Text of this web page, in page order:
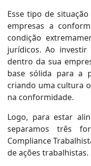
Esse tipo de
empresas a
condição
jurídicos. Ao
dentro da sua
base sólida para a
criando uma cultura
na conformidade.
Logo, para estar
separamos três
Compliance
de ações trabalhistas.